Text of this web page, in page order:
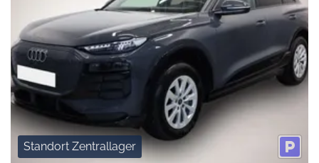
Standort Zentrallager